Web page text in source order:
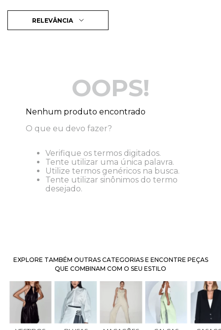
RELEVÂNCIA
OOPS!
Nenhum produto encontrado
O que eu devo fazer?
Verifique os termos digitados.
Tente utilizar uma única palavra.
Utilize termos genéricos na busca.
Tente utilizar sinônimos do termo
desejado.
EXPLORE TAMBÉM OUTRAS CATEGORIAS E ENCONTRE PEÇAS
QUE COMBINAM COM O SEU ESTILO